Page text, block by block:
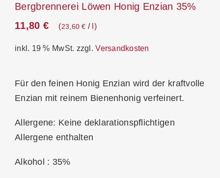
Bergbrennerei Löwen Honig Enzian 35%
11,80 € 23,60€ / l
inkl. 19 % MwSt. zzgl.Versandkosten
Für den feinen Honig Enzian wird der kraftvolle
Enzian mit reinem Bienenhonig verfeinert.
Allergene: Keine deklarationspflichtigen
Allergene enthalten
Alkohol : 35%